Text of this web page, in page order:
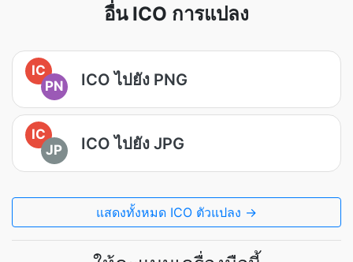
อื่น ICO การแปลง
IC
PN
ICO ไปยัง PNG
IC
JP
ICO ไปยัง JPG
แสดงทั้งหมด ICO ตัวแปลง →